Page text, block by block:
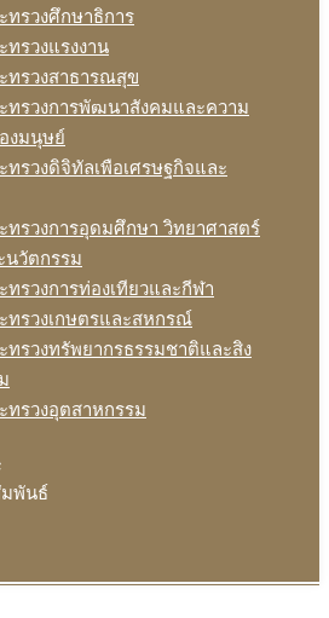
ทรวงศึกษาธิการ
ทรวงแรงงาน
ทรวงสาธารณสุข
ทรวงการพัฒนาสังคมและความ
งมนุษย์
ทรวงดิจิทัลเพือเศรษฐกิจและ
ทรวงการอุดมศึกษา วิทยาศาสตร์
นวัตกรรม
ทรวงการท่องเทียวและกีฬา
ทรวงเกษตรและสหกรณ์
ทรวงทรัพยากรธรรมชาติและสิง
ทรวงอุตสาหกรรม
พันธ์